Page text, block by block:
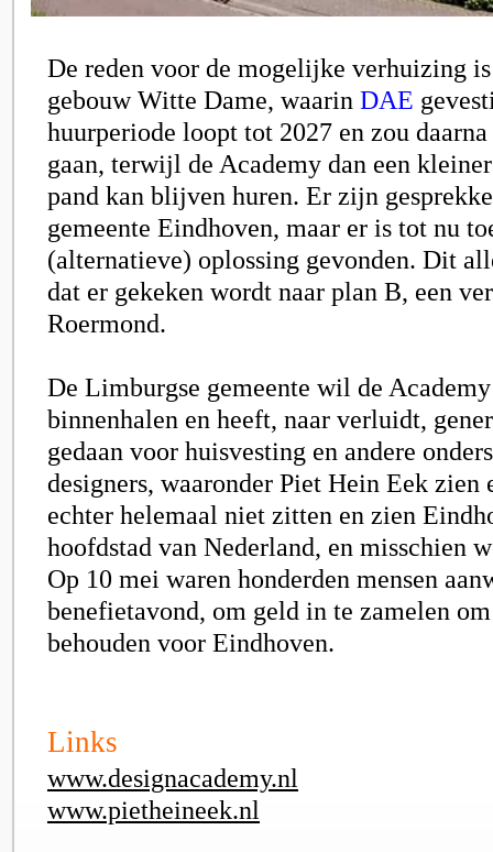
De reden voor de mogelijke verhuizing
gebouw Witte Dame, waarin DAE
huurperiode loopt tot 2027 en zou
gaan, terwijl de Academy dan een
pand kan blijven huren. Er zijn
gemeente Eindhoven, maar er is tot nu
(alternatieve) oplossing gevonden. Dit
dat er gekeken wordt naar plan B, een
Roermond.
De Limburgse gemeente wil de
binnenhalen en heeft, naar verluidt,
gedaan voor huisvesting en andere
designers, waaronder Piet Hein Eek zien
echter helemaal niet zitten en zien
hoofdstad van Nederland, en misschien
Op 10 mei waren honderden mensen
benefietavond, om geld in te zamelen
behouden voor Eindhoven.
Links
www.designacademy.nl
www.pietheineek.nl